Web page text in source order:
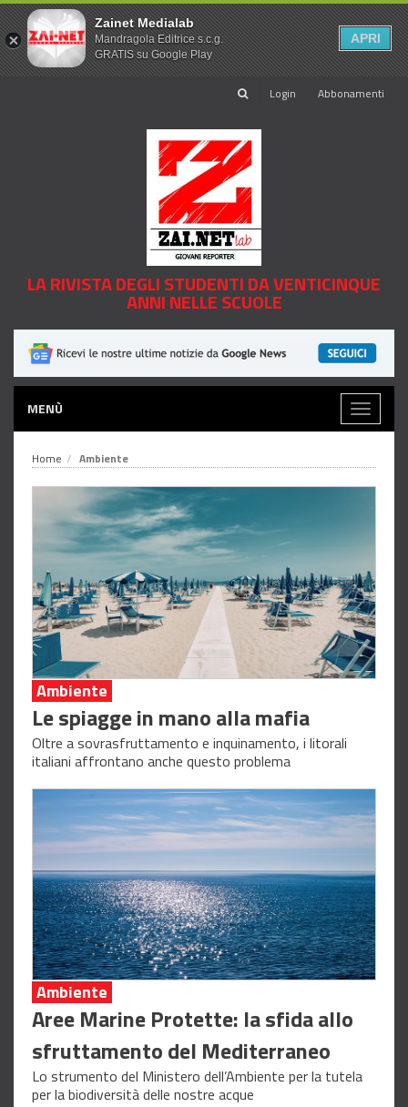
Login Abbonamenti
LA RIVISTA DEGLI STUDENTI DA VENTICINQUE
ANNI NELLE SCUOLE
MENÙ
Toggle
Home Ambiente
Ambiente
Le spiagge in mano alla mafia
Oltre a sovrasfruttamento e inquinamento, i litorali
italiani affrontano anche questo problema
Ambiente
Aree Marine Protette: la sfida allo
sfruttamento del Mediterraneo
Lo strumento del Ministero dell’Ambiente per la tutela
per la biodiversità delle nostre acque
Zainet Medialab
Mandragola Editrice s.c.g.
GRATIS su Google Play
APRI